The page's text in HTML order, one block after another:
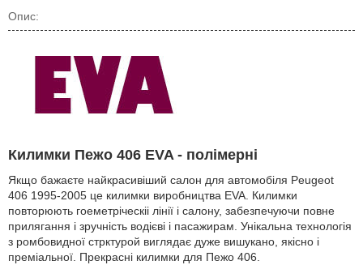
Опис:
Килимки Пежо 406 EVA - полімерні
Якщо бажаєте найкрасивіший салон для автомобіля Peugeot
406 1995-2005 це килимки виробництва EVA. Килимки
повторюють гоеметріческіі лінії і салону, забезпечуючи повне
прилягання і зручність водієві і пасажирам. Унікальна технологія
з ромбовидної стрктурой виглядає дуже вишукано, якісно і
преміальної. Прекрасні килимки для Пежо 406.